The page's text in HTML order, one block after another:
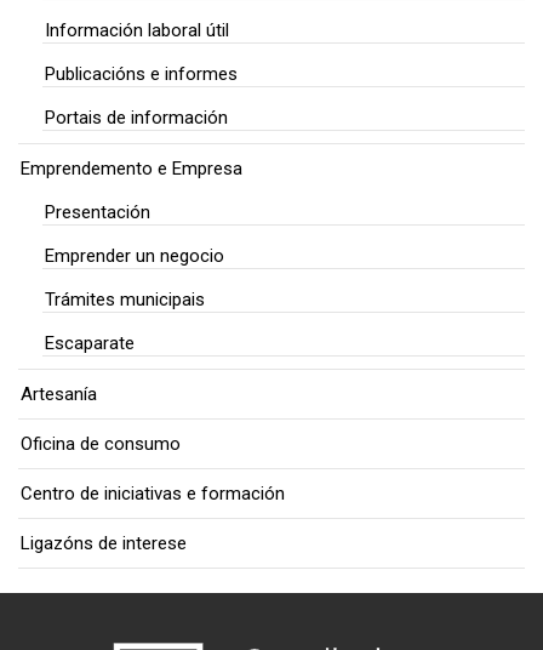
Información laboral útil
Publicacións e informes
Portais de información
Emprendemento e Empresa
Presentación
Emprender un negocio
Trámites municipais
Escaparate
Artesanía
Oficina de consumo
Centro de iniciativas e formación
Ligazóns de interese